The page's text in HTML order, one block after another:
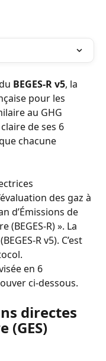
BEGES-R v5, la
pour les
au GHG
de ses 6
chacune
des gaz à
d’Émissions de
(BEGES-R) ». La
R v5). C’est
en 6
ci-dessous.
directes
(GES)